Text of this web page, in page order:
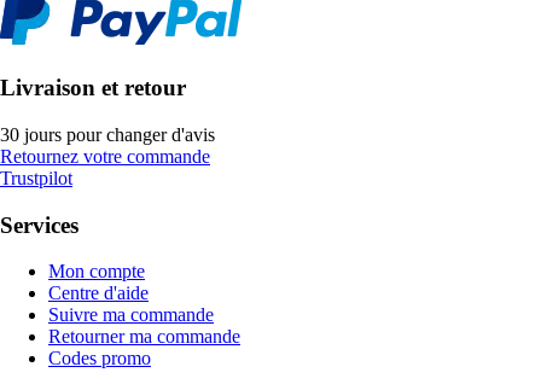
Livraison et retour
30 jours pour changer d'avis
Retournez votre commande
Trustpilot
Services
Mon compte
Centre d'aide
Suivre ma commande
Retourner ma commande
Codes promo